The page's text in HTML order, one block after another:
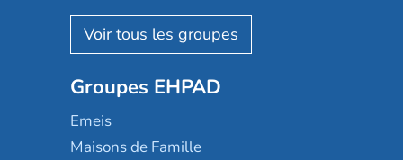
Nohée
Les Résidentiels
Mobicap
Domusvi
Happy Senior
Groupes EHPAD
Emeis
Maisons de Famille